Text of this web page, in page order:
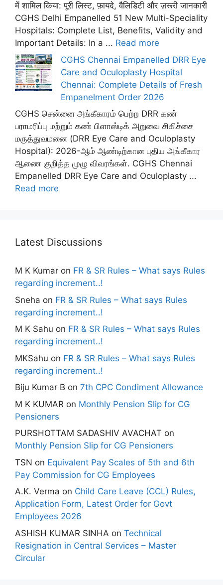
में शामिल किया: पूरी लिस्ट, फ़ायदे, वैलिडिटी और ज़रूरी जानकारी
CGHS Delhi Empanelled 51 New Multi-Speciality
Hospitals: Complete List, Benefits, Validity and
Important Details: In a ... Read more
CGHS Chennai Empanelled DRR Eye
Care and Oculoplasty Hospital
Chennai: Complete Details of Fresh
Empanelment Order 2026
CGHS சென்னை அங்கீகாரம் பெற்ற DRR கண்
பராமரிப்பு மற்றும் கண் பிளாஸ்டிக் அறுவை சிகிச்சை
மருத்துவமனை (DRR Eye Care and Oculoplasty
Hospital): 2026-ஆம் ஆண்டிற்கான புதிய அங்கீகார
ஆணை குறித்த முழு விவரங்கள். CGHS Chennai
Empanelled DRR Eye Care and Oculoplasty ...
Read more
Latest Discussions
M K Kumar on FR & SR Rules – What says Rules
regarding increment..!
Sneha on FR & SR Rules – What says Rules
regarding increment..!
M K Sahu on FR & SR Rules – What says Rules
regarding increment..!
MKSahu on FR & SR Rules – What says Rules
regarding increment..!
Biju Kumar B on 7th CPC Condiment Allowance
M K KUMAR on Monthly Pension Slip for CG
Pensioners
PURSHOTTAM SADASHIV AVACHAT on
Monthly Pension Slip for CG Pensioners
TSN on Equivalent Pay Scales of 5th and 6th
Pay Commission for CG Employees
A.K. Verma on Child Care Leave (CCL) Rules,
Application Form, Latest Order for Govt
Employees 2026
ASHISH KUMAR SINHA on Technical
Resignation in Central Services – Master
Circular